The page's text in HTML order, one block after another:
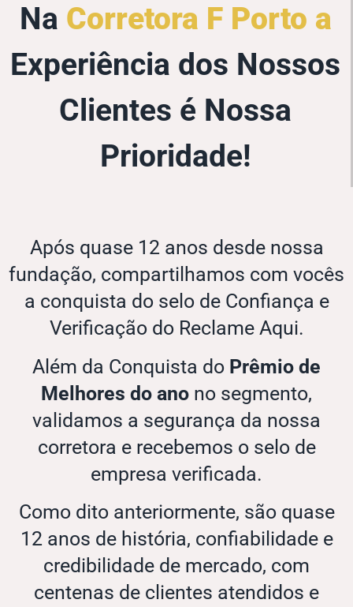
Na Corretora F Porto a
Experiência dos Nossos
Clientes é Nossa
Prioridade!
Após quase 12 anos desde nossa
fundação, compartilhamos com vocês
a conquista do selo de Confiança e
Verificação do Reclame Aqui.
Além da Conquista do Prêmio de
Melhores do ano no segmento,
validamos a segurança da nossa
corretora e recebemos o selo de
empresa verificada.
Como dito anteriormente, são quase
12 anos de história, confiabilidade e
credibilidade de mercado, com
centenas de clientes atendidos e